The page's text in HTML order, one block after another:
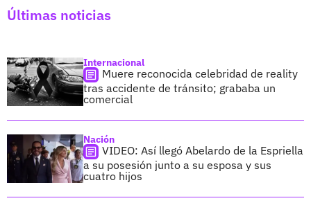
Últimas noticias
Internacional
Muere reconocida celebridad de reality
tras accidente de tránsito; grababa un
comercial
Nación
VIDEO: Así llegó Abelardo de la Espriella
a su posesión junto a su esposa y sus
cuatro hijos